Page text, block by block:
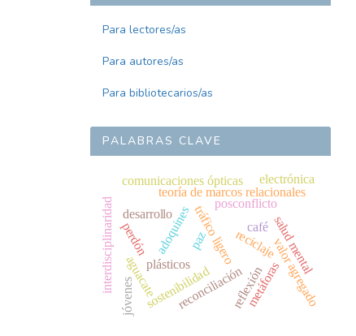
Para lectores/as
Para autores/as
Para bibliotecarios/as
PALABRAS CLAVE
adoquines reciclaje
plásticostráfico ligero
paz
posconflicto
café
sostenibilidad
desarrollo
perdón
reconciliaciónreflexiónvalor agregado
metáforas
teoría de marcos relacionales
salud mental
comunicaciones ópticas
interdisciplinaridad aguacate
jóvenes
electrónica